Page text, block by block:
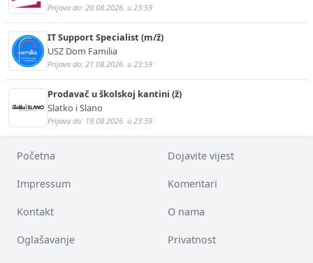
Prijava do: 20.08.2026. u 23:59
IT Support Specialist (m/ž)
USZ Dom Familia
Prijava do: 21.08.2026. u 23:59
Prodavač u školskoj kantini (ž)
Slatko i Slano
Prijava do: 19.08.2026. u 23:59
Početna Dojavite vijest
Impressum Komentari
Kontakt O nama
Oglašavanje Privatnost